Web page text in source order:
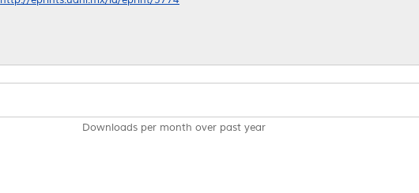
Downloads per month over past year